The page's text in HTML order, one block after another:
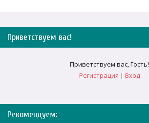
Приветствуем вас!
Приветствуем вас,Гость!
Регистрация | Вход
Рекомендуем: